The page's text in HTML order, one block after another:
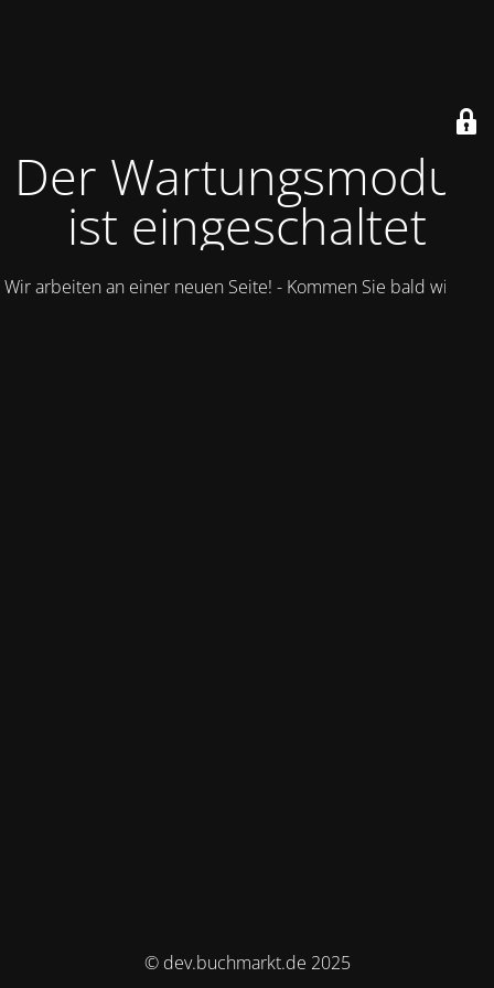
Der Wartungsmodus
ist eingeschaltet
Wir arbeiten an einer neuen Seite! - Kommen Sie bald wieder.
© dev.buchmarkt.de 2025